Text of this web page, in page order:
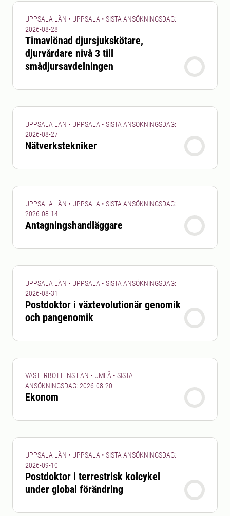
UPPSALA LÄN • UPPSALA • SISTA ANSÖKNINGSDAG:
2026-08-28
Timavlönad djursjukskötare,
djurvårdare nivå 3 till
smådjursavdelningen
UPPSALA LÄN • UPPSALA • SISTA ANSÖKNINGSDAG:
2026-08-27
Nätverkstekniker
UPPSALA LÄN • UPPSALA • SISTA ANSÖKNINGSDAG:
2026-08-14
Antagningshandläggare
UPPSALA LÄN • UPPSALA • SISTA ANSÖKNINGSDAG:
2026-08-31
Postdoktor i växtevolutionär genomik
och pangenomik
VÄSTERBOTTENS LÄN • UMEÅ • SISTA
ANSÖKNINGSDAG: 2026-08-20
Ekonom
UPPSALA LÄN • UPPSALA • SISTA ANSÖKNINGSDAG:
2026-09-10
Postdoktor i terrestrisk kolcykel
under global förändring